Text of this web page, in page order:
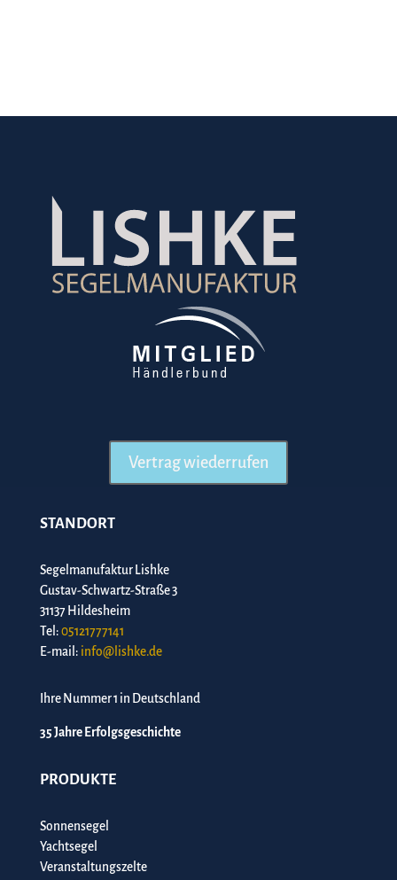
Vertrag wiederrufen
STANDORT
Segelmanufaktur Lishke
Gustav-Schwartz-Straße 3
31137 Hildesheim
Tel: 05121777141
E-mail: info@lishke.de
Ihre Nummer 1 in Deutschland
35 Jahre Erfolgsgeschichte
PRODUKTE
Sonnensegel
Yachtsegel
Veranstaltungszelte